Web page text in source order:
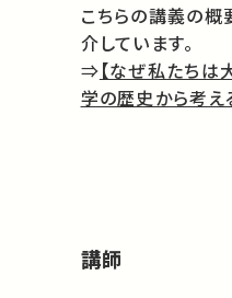
こちらの講義の概
介しています。
⇒【なぜ私たちは
学の歴史から考え
講師